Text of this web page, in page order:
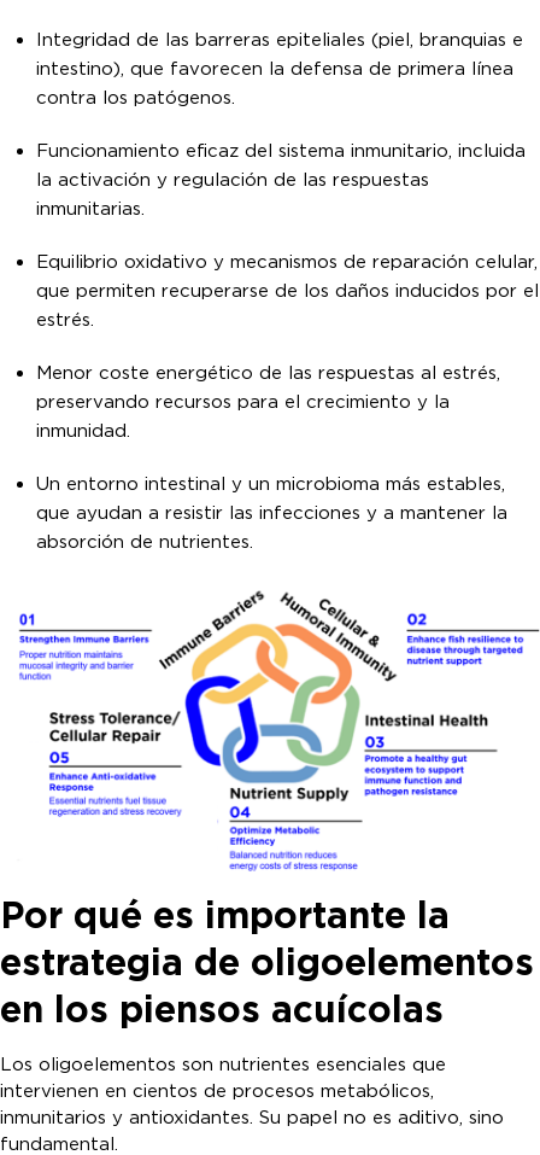
Integridad de las barreras epiteliales (piel, branquias e
intestino), que favorecen la defensa de primera línea
contra los patógenos.
Funcionamiento eficaz del sistema inmunitario, incluida
la activación y regulación de las respuestas
inmunitarias.
Equilibrio oxidativo y mecanismos de reparación celular,
que permiten recuperarse de los daños inducidos por el
estrés.
Menor coste energético de las respuestas al estrés,
preservando recursos para el crecimiento y la
inmunidad.
Un entorno intestinal y un microbioma más estables,
que ayudan a resistir las infecciones y a mantener la
absorción de nutrientes.
Por qué es importante la
estrategia de oligoelementos
en los piensos acuícolas
Los oligoelementos son nutrientes esenciales que
intervienen en cientos de procesos metabólicos,
inmunitarios y antioxidantes. Su papel no es aditivo, sino
fundamental.